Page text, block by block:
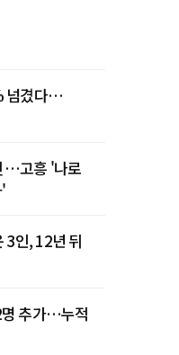
넘겼다…
…고흥 '나로
'
3인, 12년 뒤
명 추가…누적